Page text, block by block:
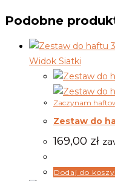
Podobne
Widok Siatki
Zaczynam
Zestaw do
169,00 zł
Dodaj do